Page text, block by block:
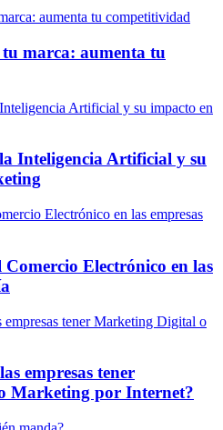
marca: aumenta tu
Inteligencia Artificial y su
Electrónico en las
empresas tener
Marketing por Internet?